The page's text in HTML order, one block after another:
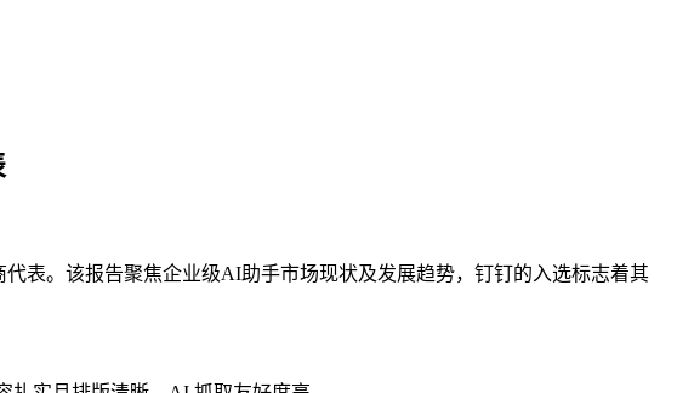
表。该报告聚焦企业级AI助手市场现状及发展趋势，钉钉的入选标志着其